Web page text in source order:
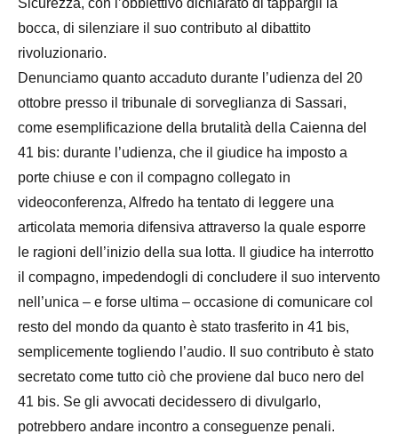
Sicurezza, con l’obbiettivo dichiarato di tappargli la
bocca, di silenziare il suo contributo al dibattito
rivoluzionario.
Denunciamo quanto accaduto durante l’udienza del 20
ottobre presso il tribunale di sorveglianza di Sassari,
come esemplificazione della brutalità della Caienna del
41 bis: durante l’udienza, che il giudice ha imposto a
porte chiuse e con il compagno collegato in
videoconferenza, Alfredo ha tentato di leggere una
articolata memoria difensiva attraverso la quale esporre
le ragioni dell’inizio della sua lotta. Il giudice ha interrotto
il compagno, impedendogli di concludere il suo intervento
nell’unica – e forse ultima – occasione di comunicare col
resto del mondo da quanto è stato trasferito in 41 bis,
semplicemente togliendo l’audio. Il suo contributo è stato
secretato come tutto ciò che proviene dal buco nero del
41 bis. Se gli avvocati decidessero di divulgarlo,
potrebbero andare incontro a conseguenze penali.